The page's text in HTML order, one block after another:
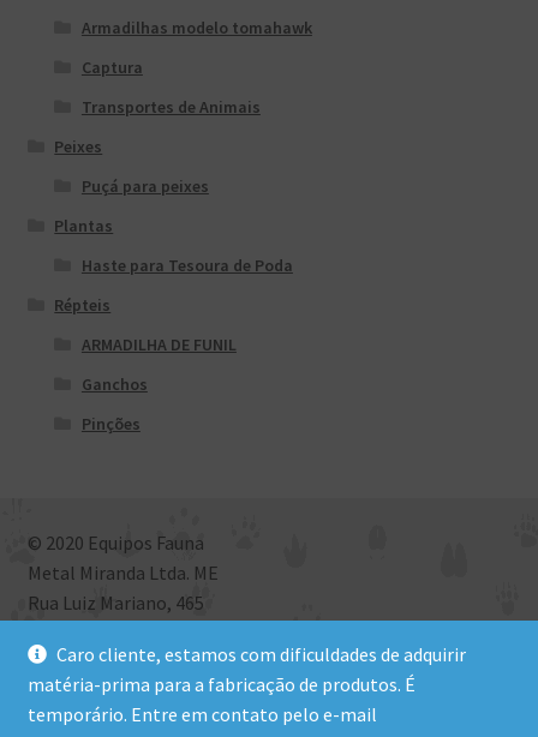
Armadilhas modelo tomahawk
Captura
Transportes de Animais
Peixes
Puçá para peixes
Plantas
Haste para Tesoura de Poda
Répteis
ARMADILHA DE FUNIL
Ganchos
Pinções
© 2020 Equipos Fauna
Metal Miranda Ltda. ME
Rua Luiz Mariano, 465
CEP: 88801-972 | CNPJ: 09.581.577/0001-09
Caro cliente, estamos com dificuldades de adquirir
matéria-prima para a fabricação de produtos. É
temporário. Entre em contato pelo e-mail